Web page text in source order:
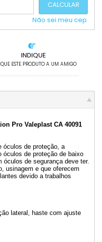
INDIQUE
ESTE PRODUTO A UM AMIGO
CALCULAR
Não sei meu cep
Pro Valeplast CA 40091
óculos de proteção, a
óculos de proteção de baixo
óculos de segurança deve ter.
usinagem e que oferecem
devido a trabalhos
lateral, haste com ajuste